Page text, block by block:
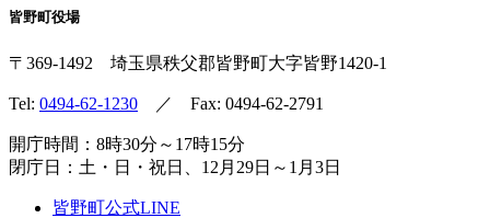
皆野町役場
〒369-1492 埼玉県秩父郡皆野町大字皆野1420-1
Tel: 0494-62-1230 ／ Fax: 0494-62-2791
開庁時間：8時30分～17時15分
閉庁日：土・日・祝日、12月29日～1月3日
皆野町公式LINE